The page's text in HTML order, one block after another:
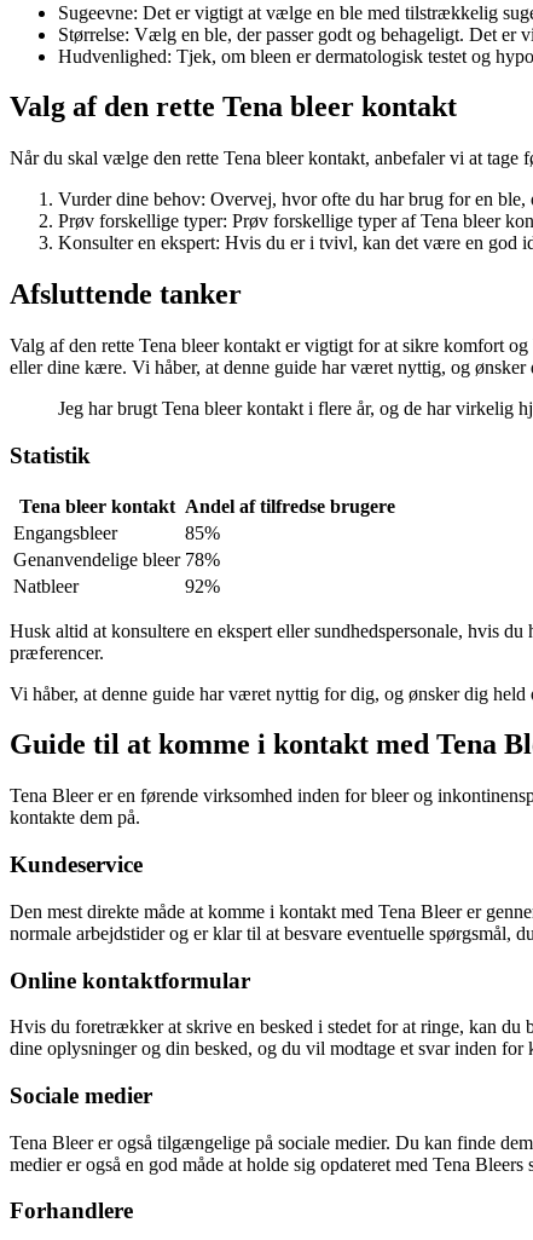
Sugeevne: Det er vigtigt at vælge en ble med tilstrækkelig
Størrelse: Vælg en ble, der passer godt og behageligt. Det er
Hudvenlighed: Tjek, om bleen er dermatologisk testet og
Valg af den rette Tena bleer kontakt
Når du skal vælge den rette Tena bleer kontakt, anbefaler vi at tage
Vurder dine behov: Overvej, hvor ofte du har brug for en ble,
Prøv forskellige typer: Prøv forskellige typer af Tena bleer
Konsulter en ekspert: Hvis du er i tvivl, kan det være en god
Afsluttende tanker
Valg af den rette Tena bleer kontakt er vigtigt for at sikre komfort
eller dine kære. Vi håber, at denne guide har været nyttig, og
Jeg har brugt Tena bleer kontakt i flere år, og de har virkelig
Statistik
Tena bleer kontakt Andel af tilfredse brugere
Engangsbleer
85%
Genanvendelige bleer 78%
Natbleer
92%
Husk altid at konsultere en ekspert eller sundhedspersonale, hvis
præferencer.
Vi håber, at denne guide har været nyttig for dig, og ønsker dig
Guide til at komme i kontakt med Tena
Tena Bleer er en førende virksomhed inden for bleer og
kontakte dem på.
Kundeservice
Den mest direkte måde at komme i kontakt med Tena Bleer er
normale arbejdstider og er klar til at besvare eventuelle spørgsmål,
Online kontaktformular
Hvis du foretrækker at skrive en besked i stedet for at ringe, kan
dine oplysninger og din besked, og du vil modtage et svar inden for
Sociale medier
Tena Bleer er også tilgængelige på sociale medier. Du kan finde
medier er også en god måde at holde sig opdateret med Tena Bleers
Forhandlere